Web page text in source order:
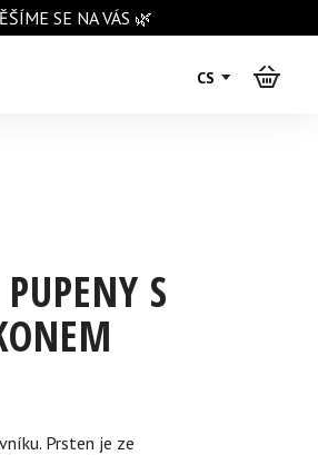
SE NA VÁS 🌿
CS
S
Prsten je ze